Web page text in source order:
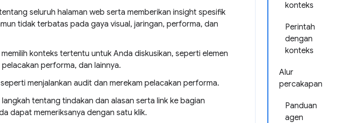
konteks
Perintah
dengan
konteks
Alur
percakapan
Panduan
agen
seluruh halaman web serta memberikan insight spesifik
tidak terbatas pada gaya visual, jaringan, performa, dan
konteks tertentu untuk Anda diskusikan, seperti elemen
performa, dan lainnya.
menjalankan audit dan merekam pelacakan performa.
tentang tindakan dan alasan serta link ke bagian
dapat memeriksanya dengan satu klik.